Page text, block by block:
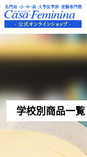
学校別商品一覧